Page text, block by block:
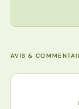
AVIS &
Note de la